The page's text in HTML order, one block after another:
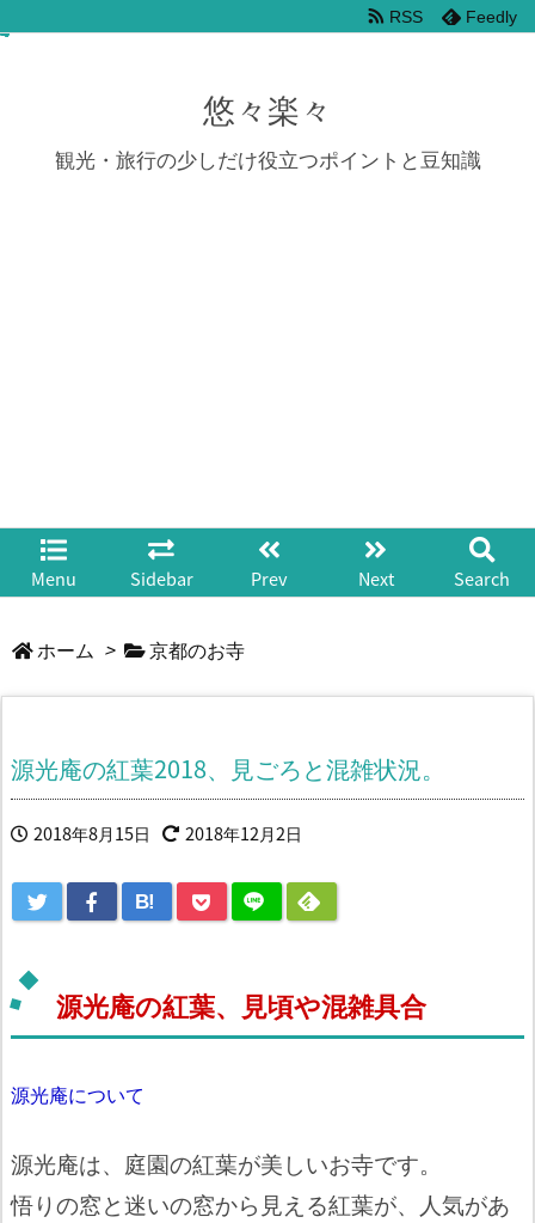
悠々楽々
観光・旅行の少しだけ役立つポイントと豆知識
Menu Sidebar Prev Next Search
RSS Feedly
ホーム > 京都のお寺
源光庵の紅葉2018、見ごろと混雑状況。
2018年8月15日 2018年12月2日
B!
源光庵の紅葉、見頃や混雑具合
源光庵について
源光庵は、庭園の紅葉が美しいお寺です。
悟りの窓と迷いの窓から見える紅葉が、人気があ